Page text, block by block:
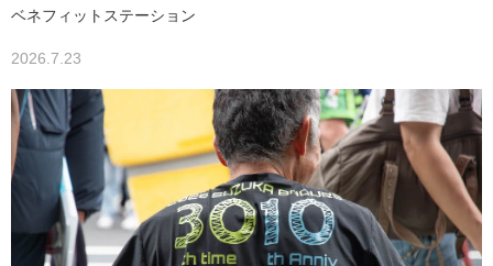
ベネフィットステーション
2026.7.23